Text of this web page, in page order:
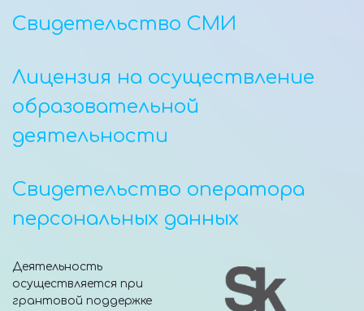
Свидетельство СМИ
Лицензия на осуществление
образовательной
деятельности
Свидетельство оператора
персональных данных
Деятельность
осуществляется при
грантовой поддержке